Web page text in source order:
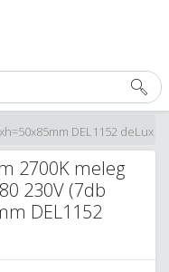
DEL1152 deLux
2700K meleg
230V (7db
DEL1152